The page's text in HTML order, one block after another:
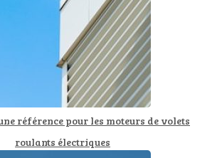
référence pour les moteurs de volets
roulants électriques